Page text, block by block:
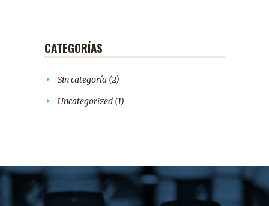
CATEGORÍAS
Sin categoría (2)
Uncategorized (1)